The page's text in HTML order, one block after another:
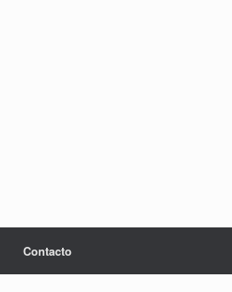
Contacto